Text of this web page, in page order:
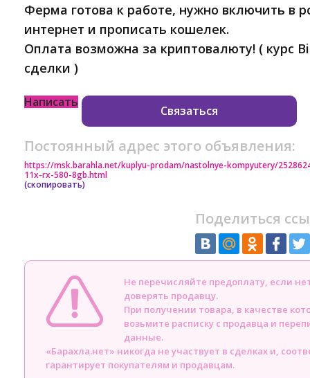
Ферма готова к работе, нужно включить в
интернет и прописать кошелек.
Оплата возможна за криптовалюту! ( курс
сделки )
Написать
Связаться
Постоянный адрес этого объявления:
https://msk.barahla.net/kuplyu-prodam/nastolnye-kompyutery/
11x-rx-580-8gb.html
(скопировать)
Поделиться
Не перечисляйте предоплату, если
доверять продавцу.
При получении товара, в качестве
возьмите расписку с продавца и
данные.
«Барахла.нет» никогда не участвует в сделках и,
гарантирует покупателям и продавцам.